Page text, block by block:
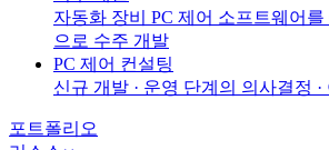
자동화 장비 PC 제어 소프트웨어를
으로 수주 개발
PC 제어 컨설팅
신규 개발 · 운영 단계의 의사결정
포트폴리오